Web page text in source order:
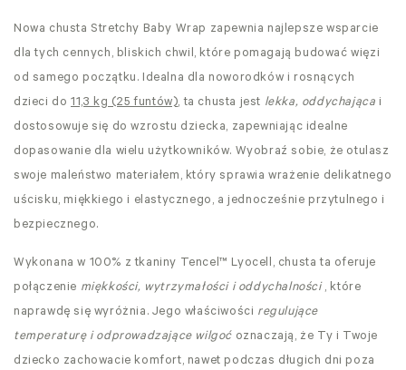
Nowa chusta Stretchy Baby Wrap zapewnia najlepsze wsparcie
dla tych cennych, bliskich chwil, które pomagają budować więzi
od samego początku. Idealna dla noworodków i rosnących
dzieci do 11,3 kg (25 funtów), ta chusta jest lekka, oddychająca i
dostosowuje się do wzrostu dziecka, zapewniając idealne
dopasowanie dla wielu użytkowników. Wyobraź sobie, że otulasz
swoje maleństwo materiałem, który sprawia wrażenie delikatnego
uścisku, miękkiego i elastycznego, a jednocześnie przytulnego i
bezpiecznego.
Wykonana w 100% z tkaniny Tencel™ Lyocell, chusta ta oferuje
połączenie miękkości, wytrzymałości i oddychalności , które
naprawdę się wyróżnia. Jego właściwości regulujące
temperaturę i odprowadzające wilgoć oznaczają, że Ty i Twoje
dziecko zachowacie komfort, nawet podczas długich dni poza